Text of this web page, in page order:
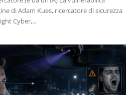
di Adam Kues, ricercatore di sicurezza
Cyber,...